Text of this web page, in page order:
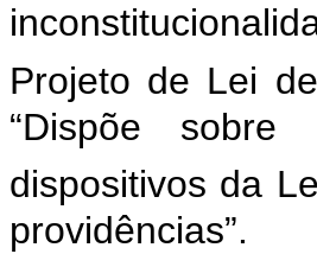
Projeto de Lei
“Dispõe
dispositivos da
providências”.